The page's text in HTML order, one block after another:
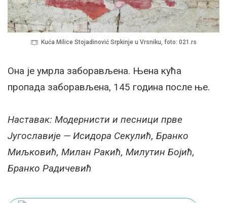
Kuća Milice Stojadinović Srpkinje u Vrsniku, foto: 021.rs
Она је умрла заборављена. Њена кућа
пропада заборављена, 145 година после ње.
Наставак: Модернисти и песници прве
Југославије — Исидора Секулић, Бранко
Миљковић, Милан Ракић, Милутин Бојић,
Бранко Радичевић